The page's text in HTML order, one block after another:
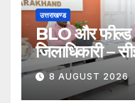
उत्तराखण्ड
BLO और फील्ड
जिलाधिकारी –
8 AUGUST 2026